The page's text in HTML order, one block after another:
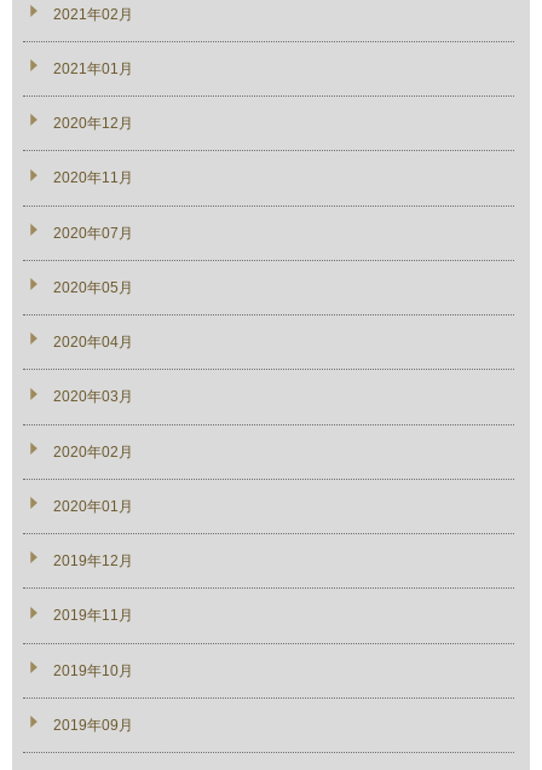
2021年02月
2021年01月
2020年12月
2020年11月
2020年07月
2020年05月
2020年04月
2020年03月
2020年02月
2020年01月
2019年12月
2019年11月
2019年10月
2019年09月